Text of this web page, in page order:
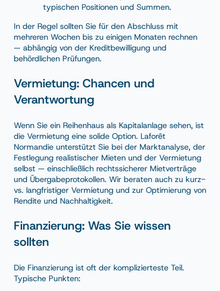
typischen Positionen und Summen.
In der Regel sollten Sie für den Abschluss mit
mehreren Wochen bis zu einigen Monaten rechnen
— abhängig von der Kreditbewilligung und
behördlichen Prüfungen.
Vermietung: Chancen und
Verantwortung
Wenn Sie ein Reihenhaus als Kapitalanlage sehen, ist
die Vermietung eine solide Option. Laforêt
Normandie unterstützt Sie bei der Marktanalyse, der
Festlegung realistischer Mieten und der Vermietung
selbst — einschließlich rechtssicherer Mietverträge
und Übergabeprotokollen. Wir beraten auch zu kurz-
vs. langfristiger Vermietung und zur Optimierung von
Rendite und Nachhaltigkeit.
Finanzierung: Was Sie wissen
sollten
Die Finanzierung ist oft der komplizierteste Teil.
Typische Punkten: